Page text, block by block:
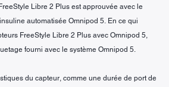
Libre 2 Plus est approuvée avec le
automatisée Omnipod 5. En ce qui
FreeStyle Libre 2 Plus avec Omnipod 5,
fourni avec le système Omnipod 5.
du capteur, comme une durée de port de